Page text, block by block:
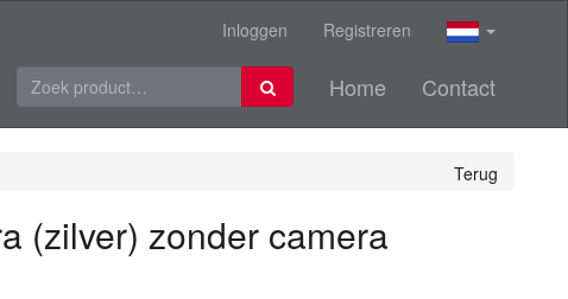
Inloggen Registreren
Home Contact
Terug
(zilver) zonder camera